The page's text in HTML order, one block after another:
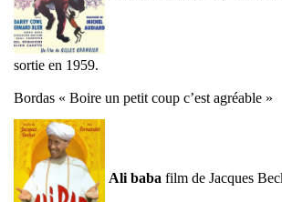
sortie en 1959.
Bordas « Boire un petit coup c’est agréable »
Ali baba film de Jacques